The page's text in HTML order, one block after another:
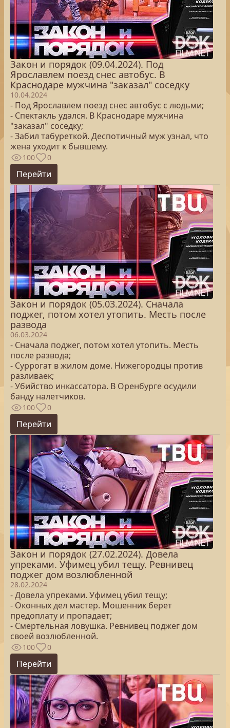
Закон и порядок (09.04.2024). Под
Ярославлем поезд снес автобус. В
Краснодаре мужчина "заказал" соседку
10.04.2024
- Под Ярославлем поезд снес автобус с людьми;
- Спектакль удался. В Краснодаре мужчина
"заказал" соседку;
- Забил табуреткой. Деспотичный муж узнал, что
жена уходит к бывшему.
100 0
Перейти
Закон и порядок (05.03.2024). Сначала
поджег, потом хотел утопить. Месть после
развода
06.03.2024
- Сначала поджег, потом хотел утопить. Месть
после развода;
- Суррогат в жилом доме. Нижегородцы против
разливаек;
- Убийство инкассатора. В Оренбурге осудили
банду налетчиков.
100 0
Перейти
Закон и порядок (27.02.2024). Довела
упреками. Уфимец убил тещу. Ревнивец
поджег дом возлюбленной
28.02.2024
- Довела упреками. Уфимец убил тещу;
- Оконных дел мастер. Мошенник берет
предоплату и пропадает;
- Смертельная ловушка. Ревнивец поджег дом
своей возлюбленной.
100 0
Перейти